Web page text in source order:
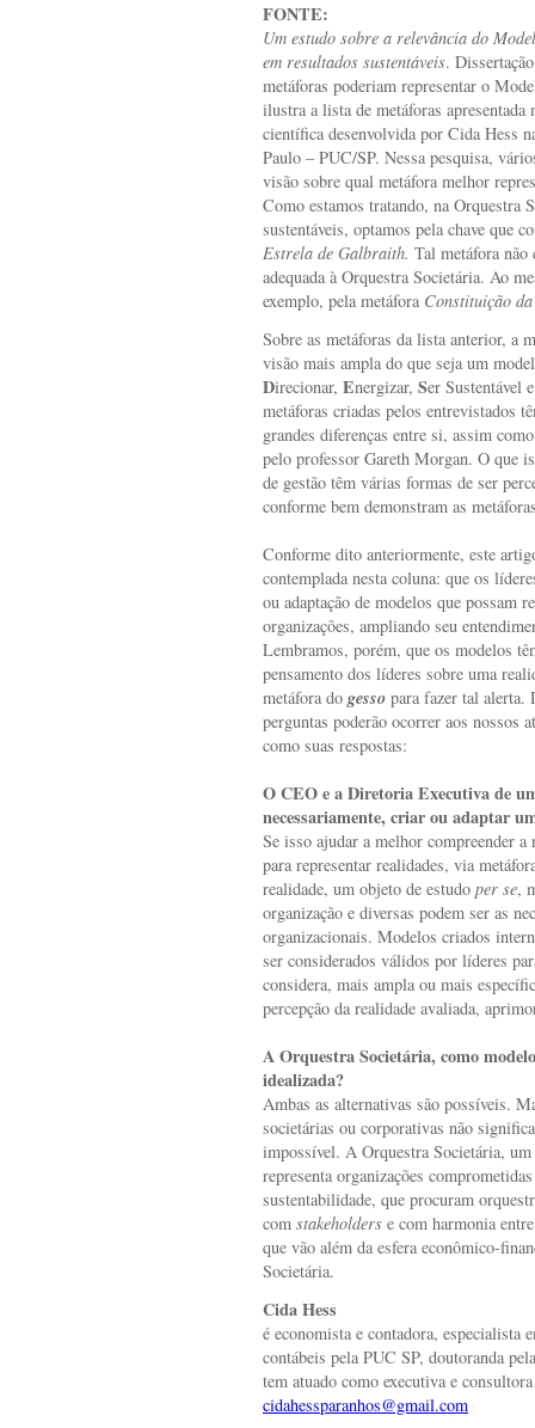
FONTE:
Um estudo sobre a relevância do
em resultados sustentáveis.
metáforas poderiam representar o
ilustra a lista de metáforas apresentada
científica desenvolvida por Cida Hess
Paulo – PUC/SP. Nessa pesquisa,
visão sobre qual metáfora melhor
Como estamos tratando, na Orquestra
sustentáveis, optamos pela chave que
Estrela de Galbraith. Tal metáfora não
adequada à Orquestra Societária. Ao
exemplo, pela metáfora Constituição
Sobre as metáforas da lista anterior, a
visão mais ampla do que seja um
Direcionar, Energizar, Ser Sustentável
metáforas criadas pelos entrevistados
grandes diferenças entre si, assim
pelo professor Gareth Morgan. O que
de gestão têm várias formas de ser
conforme bem demonstram as
Conforme dito anteriormente, este
contemplada nesta coluna: que os
ou adaptação de modelos que possam
organizações, ampliando seu
Lembramos, porém, que os modelos
pensamento dos líderes sobre uma
metáfora do gesso para fazer tal alerta.
perguntas poderão ocorrer aos nossos
como suas respostas:
O CEO e a Diretoria Executiva de
necessariamente, criar ou adaptar
Se isso ajudar a melhor compreender
para representar realidades, via
realidade, um objeto de estudo per se,
organização e diversas podem ser as
organizacionais. Modelos criados
ser considerados válidos por líderes
considera, mais ampla ou mais
percepção da realidade avaliada,
A Orquestra Societária, como
idealizada?
Ambas as alternativas são possíveis.
societárias ou corporativas não
impossível. A Orquestra Societária,
representa organizações
sustentabilidade, que procuram
com stakeholders e com harmonia
que vão além da esfera econômico-
Societária.
Cida Hess
é economista e contadora, especialista
contábeis pela PUC SP, doutoranda
tem atuado como executiva e
cidahessparanhos@gmail.com